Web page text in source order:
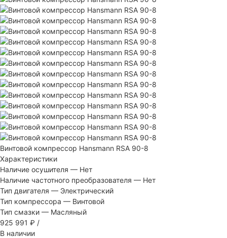
Винтовой компрессор Hansmann RSA 90-8
Характеристики
Наличие осушителя — Нет
Наличие частотного преобразователя — Нет
Тип двигателя — Электрический
Тип компрессора — Винтовой
Тип смазки — Масляный
925 991 ₽ /
В наличии